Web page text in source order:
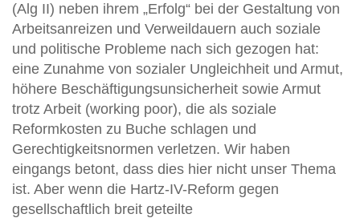
(Alg II) neben ihrem „Erfolg“ bei der Gestaltung von
Arbeitsanreizen und Verweildauern auch soziale
und politische Probleme nach sich gezogen hat:
eine Zunahme von sozialer Ungleichheit und Armut,
höhere Beschäftigungsunsicherheit sowie Armut
trotz Arbeit (working poor), die als soziale
Reformkosten zu Buche schlagen und
Gerechtigkeitsnormen verletzen. Wir haben
eingangs betont, dass dies hier nicht unser Thema
ist. Aber wenn die Hartz-IV-Reform gegen
gesellschaftlich breit geteilte